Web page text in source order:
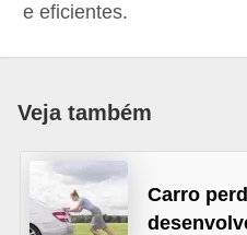
e eficientes.
Veja também
Carro
c
i
n
s